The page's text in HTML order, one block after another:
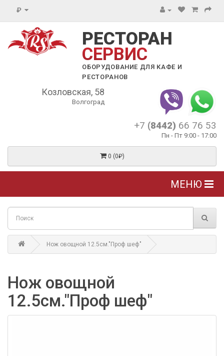
₽
РЕСТОРАН
СЕРВИС
ОБОРУДОВАНИЕ ДЛЯ КАФЕ И
РЕСТОРАНОВ
Козловская, 58
Волгоград
+7 (8442) 66 76 53
Пн - Пт 9:00 - 17:00
0 (0₽)
МЕНЮ
Нож овощной 12.5см."Проф шеф"
Нож овощной
12.5см."Проф шеф"